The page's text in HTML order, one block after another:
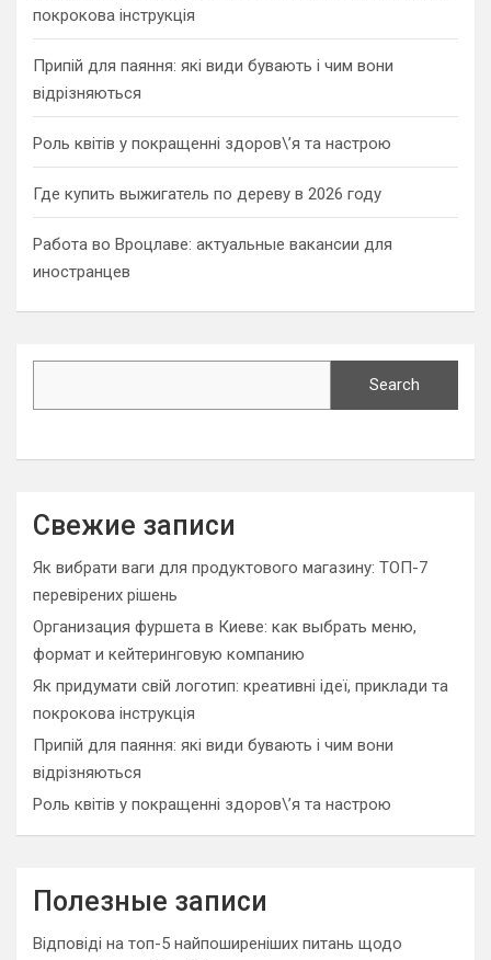
покрокова інструкція
Припій для паяння: які види бувають і чим вони
відрізняються
Роль квітів у покращенні здоров\’я та настрою
Где купить выжигатель по дереву в 2026 году
Работа во Вроцлаве: актуальные вакансии для
иностранцев
Search
Свежие записи
Як вибрати ваги для продуктового магазину: ТОП-7
перевірених рішень
Организация фуршета в Киеве: как выбрать меню,
формат и кейтеринговую компанию
Як придумати свій логотип: креативні ідеї, приклади та
покрокова інструкція
Припій для паяння: які види бувають і чим вони
відрізняються
Роль квітів у покращенні здоров\’я та настрою
Полезные записи
Відповіді на топ-5 найпоширеніших питань щодо